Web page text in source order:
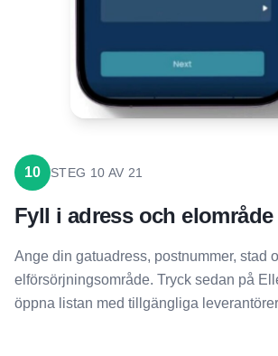
10 STEG 10 AV 21
Fyll i adress och elområde
Ange din gatuadress, postnummer, stad
elförsörjningsområde. Tryck sedan på
öppna listan med tillgängliga